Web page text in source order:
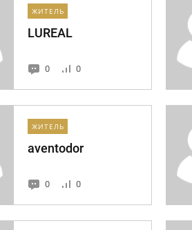
ЖИТЕЛЬ
LUREAL
0 0
ЖИТЕЛЬ
aventodor
0 0